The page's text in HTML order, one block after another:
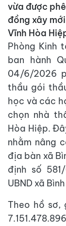
vừa được
đồng xây
Vĩnh Hòa
Phòng Kinh
ban hành
04/6/2026
thầu gói
học và các
chọn nhà
Hòa Hiệp.
nhằm nâng
địa bàn xã
định số
UBND xã
Theo hồ sơ,